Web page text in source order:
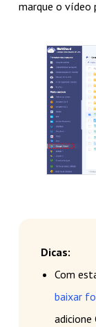
marque o vídeo
Dicas:
Com
baixar